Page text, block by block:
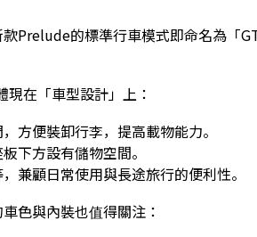
Prelude的標準行車模式即命名為「
現在「車型設計」上：
方便裝卸行李，提高載物能力。
下方設有儲物空間。
兼顧日常使用與長途旅行的便利性。
色與內裝也值得關注：